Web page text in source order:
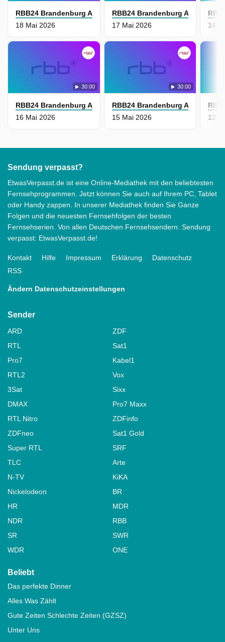
RBB24 Brandenburg Aktuell
18 Mai 2026
RBB24 Brandenburg Aktuell
17 Mai 2026
30:00
RBB24 Brandenburg Aktuell
16 Mai 2026
30:00
RBB24 Brandenburg Aktuell
15 Mai 2026
14
12
Sendung verpasst?
EtwasVerpasst.de ist eine Online-Mediathek mit den beliebtesten
Fernsehprogrammen. Jetzt können Sie auch auf Ihrem PC, Tablet
oder Handy zappen. In unserer Mediathek finden Sie Ganze
Folgen und die neuesten Fernsehfolgen der besten
Fernsehserien. Von allen Deutschen Fernsehsendern. Sendung
verpasst: EtwasVerpasst.de!
Kontakt Hilfe Impressum Erklärung
Datenschutz
RSS
Ändern Datenschutzeinstellungen
Sender
ARD
ZDF
RTL
Sat1
Pro7
Kabel1
RTL2
Vox
3Sat
Sixx
DMAX
Pro7 Maxx
RTL Nitro
ZDFinfo
ZDFneo
Sat1 Gold
Super RTL
SRF
TLC
Arte
N-TV
KiKA
Nickelodeon
BR
HR
MDR
NDR
RBB
SR
SWR
WDR
ONE
Beliebt
Das perfekte Dinner
Alles Was Zählt
Gute Zeiten Schlechte Zeiten (GZSZ)
Unter Uns